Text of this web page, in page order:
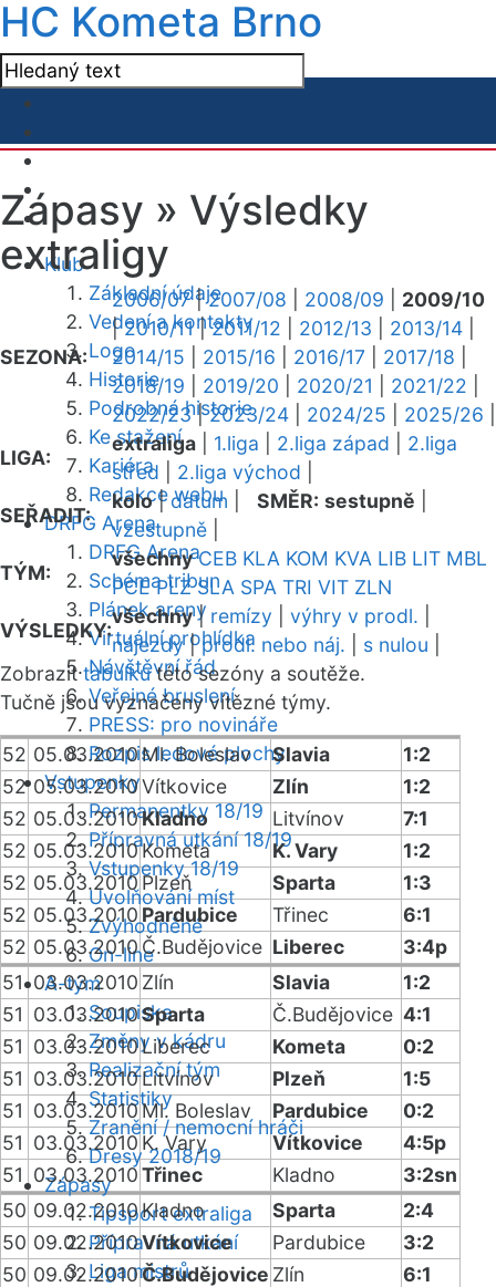
HC Kometa Brno
Klub
Základní údaje
Vedení a kontakty
Logo
Historie
Podrobná historie
Ke stažení
Kariéra
Redakce webu
DRFG Arena
DRFG Arena
Schéma tribun
Plánek areny
Virtuální prohlídka
Návštěvní řád
Veřejné bruslení
PRESS: pro novináře
Rozpis ledové plochy
Vstupenky
Permanentky 18/19
Přípravná utkání 18/19
Vstupenky 18/19
Uvolňování míst
Zvýhodněné
On-line
A-tým
Soupiska
Změny v kádru
Realizační tým
Statistiky
Zranění / nemocní hráči
Dresy 2018/19
Zápasy
Tipsport extraliga
Přípravná utkání
Liga mistrů
Zápasy » Výsledky
extraligy
SEZONA:
2006/07|2007/08 2008/09
2009/10
|2010/11|2011/12 2012/13 2013/14
2014/15
2015/16 2016/17 2017/18
2018/19
2019/20 2020/21 2021/22
2022/23|2023/24 2024/25 2025/26
LIGA:
extraliga 1.liga 2.liga západ
2.liga
střed
2.liga východ
SEŘADIT:
kolo|datum SMĚR: sestupně
vzestupně
TÝM:
všechny CEB KLA KOM KVA LIB LIT MBL
PCE PLZ SLA SPA TRI VIT ZLN
VÝSLEDKY:
všechny| remízy výhry v prodl.
nájezdy|prodl. nebo náj. s nulou
Zobrazittabulkutéto sezóny a soutěže.
Tučně jsou vyznačeny vítězné týmy.
52 05.03.2010Ml. Boleslav Slavia
1:2
52 05.03.2010Vítkovice Zlín
1:2
52 05.03.2010Kladno Litvínov
7:1
52 05.03.2010Kometa K. Vary
1:2
52 05.03.2010 Plzeň Sparta
1:3
52 05.03.2010 Pardubice Třinec
6:1
52 05.03.2010Č.Budějovice Liberec
3:4p
51 03.03.2010 Zlín Slavia
1:2
51 03.03.2010Sparta Č.Budějovice 4:1
51 03.03.2010Liberec Kometa
0:2
51 03.03.2010Litvínov Plzeň
1:5
51 03.03.2010Ml. Boleslav Pardubice
0:2
51 03.03.2010 K. Vary Vítkovice
4:5p
51 03.03.2010Třinec Kladno
3:2sn
50 09.02.2010Kladno Sparta
2:4
50 09.02.2010Vítkovice Pardubice
3:2
50 09.02.2010Č.Budějovice Zlín
6:1